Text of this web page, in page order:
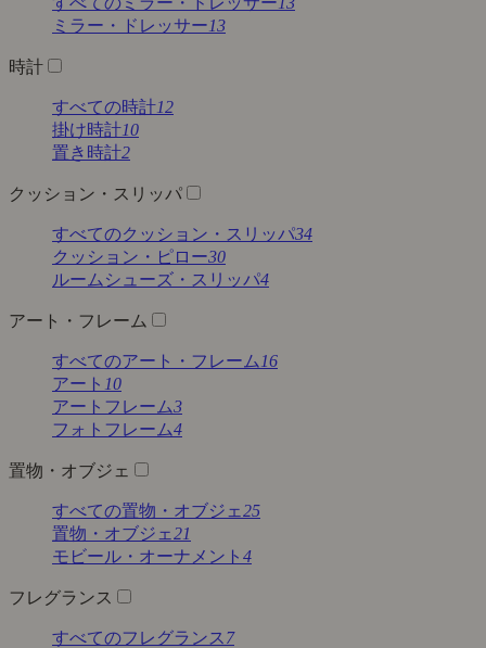
ミラー・ドレッサー13
時計
すべての時計12
掛け時計10
置き時計2
クッション・スリッパ
すべてのクッション・スリッパ34
クッション・ピロー30
ルームシューズ・スリッパ4
アート・フレーム
すべてのアート・フレーム 16
アート 10
アートフレーム3
フォトフレーム4
置物・オブジェ
すべての置物・オブジェ25
置物・オブジェ21
モビール・オーナメント 4
フレグランス
すべてのフレグランス 7